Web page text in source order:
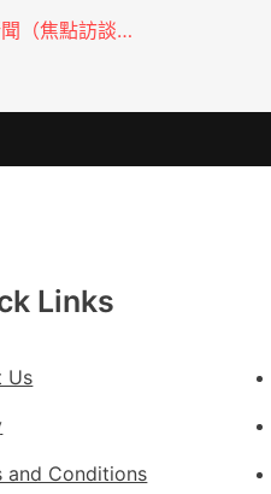
（焦點訪談…
Links
Us
and Conditions